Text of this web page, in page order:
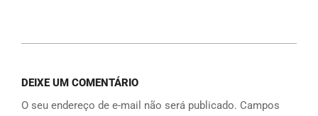
DEIXE UM COMENTÁRIO
O seu endereço de e-mail não será publicado. Campos